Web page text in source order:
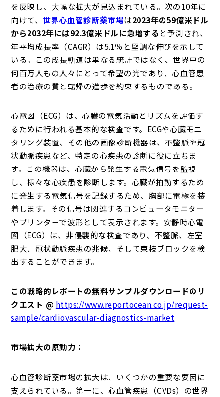
を反映し、大幅な拡大が見込まれている。次の10年に
向けて、世界心血管診断薬市場は2023年の59億米ドル
から2032年には92.3億米ドルに急増する と予測され、
年平均成長率（CAGR）は5.1％と堅調な伸びを示して
いる。この成長軌道は単なる統計ではなく、世界中の
何百万人もの人々にとって希望の光であり、心血管患
者の治療の質と転帰の進歩を約束するものである。
心電図（ECG）は、心臓の電気活動とリズムを評価す
るために行われる基本的な検査です。ECGや心臓モニ
タリング装置、その他の画像診断機器は、不整脈や冠
状動脈疾患など、特定の心疾患の診断に役に立ちま
す。この機器は、心臓から発生する電気信号を監視
し、様々な心疾患を診断します。心臓が拍動するため
に発生する電気信号を記録するため、胸部に電極を装
着します。その信号は関連するコンピュータモニター
やプリンターで波形として表示されます。安静時心電
図（ECG）は、非侵襲的な検査であり、不整脈、左室
肥大、冠状動脈疾患の兆候、そして束枝ブロックを検
出することができます。
この戦略的レポートの無料サンプルダウンロードのリ
クエスト @ https://www.reportocean.co.jp/request-
sample/cardiovascular-diagnostics-market
市場拡大の原動力：
心血管診断薬市場の拡大は、いくつかの重要な要因に
支えられている。第一に、心血管疾患（CVDs）の世界